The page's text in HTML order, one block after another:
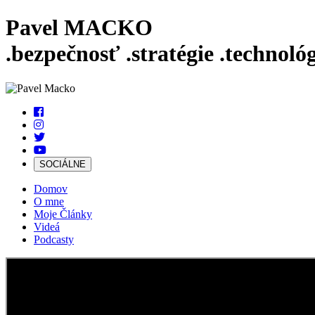
Pavel MACKO
.bezpečnosť .stratégie
SOCIÁLNE
Domov
O mne
Moje Články
Videá
Podcasty